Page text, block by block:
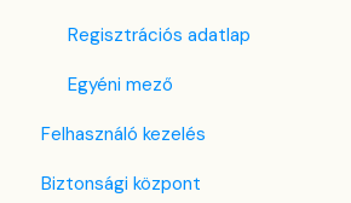
Regisztrációs adatlap
Egyéni mező
Felhasználó kezelés
Biztonsági központ